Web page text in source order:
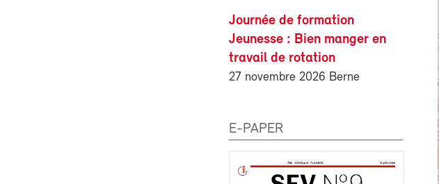
Journée de formation
Jeunesse : Bien manger en
travail de rotation
27 novembre 2026 Berne
E-PAPER